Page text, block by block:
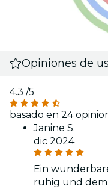
Opiniones de
4.3 /5
basado en 24
Janine S.
dic 2024
Ein
ruhig und